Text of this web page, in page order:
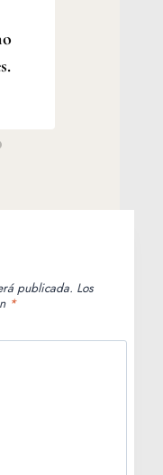
publicada. Los
*